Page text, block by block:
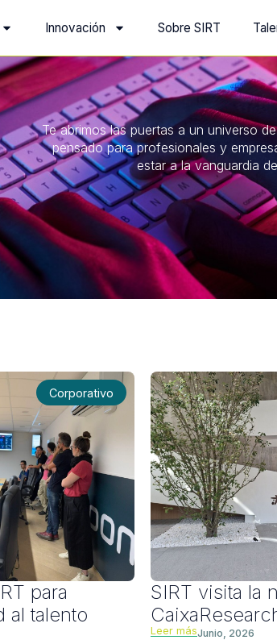
Innovación Sobre SIRT
Te abrimos las puertas a un universo
pensado para profesionales y
estar a la vanguardia
Corporativo
para
al talento
SIRT visita la
Leer másJunio, 2026